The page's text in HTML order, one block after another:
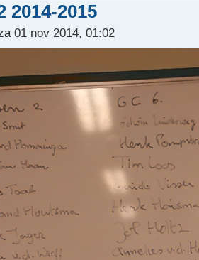
2014-2015
01 nov 2014, 01:02